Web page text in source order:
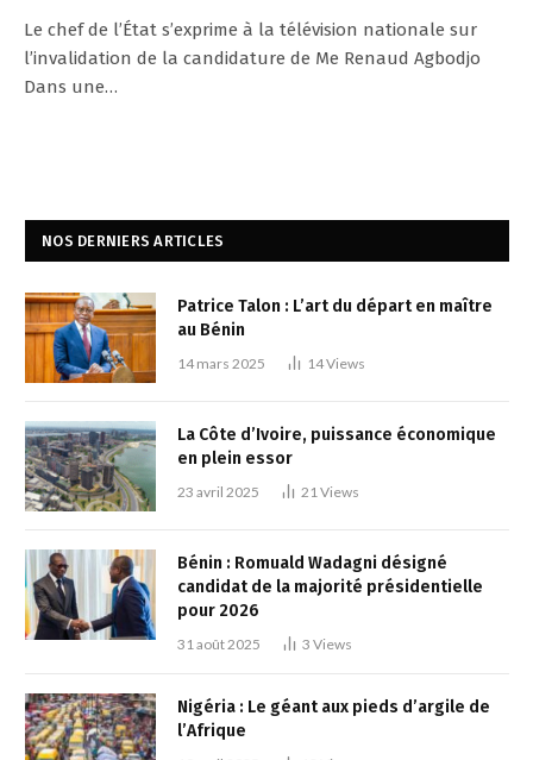
Le chef de l’État s’exprime à la télévision nationale sur
l’invalidation de la candidature de Me Renaud Agbodjo
Dans une…
NOS DERNIERS ARTICLES
Patrice Talon : L’art du départ en maître
au Bénin
14 mars 2025 14Views
La Côte d’Ivoire, puissance économique
en plein essor
23 avril 2025 21 Views
Bénin : Romuald Wadagni désigné
candidat de la majorité présidentielle
pour 2026
31 août 2025 3 Views
Nigéria : Le géant aux pieds d’argile de
l’Afrique